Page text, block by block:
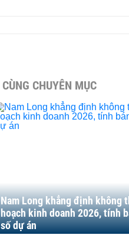
CÙNG CHUYÊN MỤC
Nam Long khẳng định không
hoạch kinh doanh 2026, tính
số dự án